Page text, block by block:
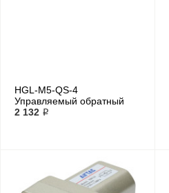
HGL-M5-QS-4
Управляемый обратный
клапан
2 132 ₽